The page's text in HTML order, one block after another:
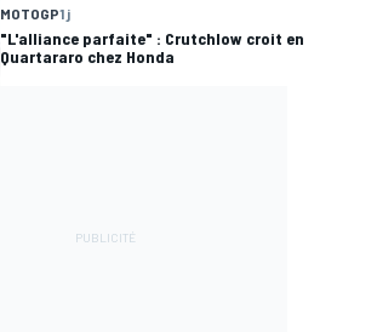
MOTOGP1 j
"L'alliance parfaite" : Crutchlow croit en
Quartararo chez Honda